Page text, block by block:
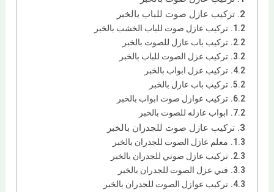
تركيب عازل صوت للباب بالخبر
تركيب عازل صوت للباب الخشب بالخبر
تركيب باب عازل للصوت بالخبر
تركيب عزل الصوت للباب بالخبر
تركيب عزل ابواب بالخبر
تركيب باب عازل بالخبر
تركيب عوازل صوت ابواب بالخبر
ابواب عازله للصوت بالخبر
تركيب عازل صوت للجدران بالخبر
معلم عازل الصوت للجدران بالخبر
تركيب عازل صوتي للجدران بالخبر
فني عزل الصوت للجدران بالخبر
تركيب عوازل الصوت للجدران بالخبر